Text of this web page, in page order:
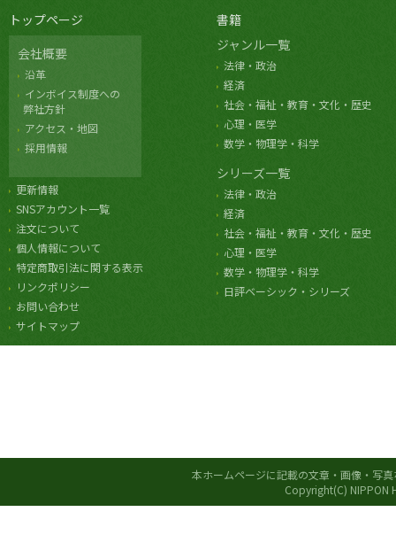
トップページ
会社概要
沿革
インボイス制度への
弊社方針
アクセス・地図
採用情報
更新情報
SNSアカウント一覧
注文について
個人情報について
特定商取引法に関する表示
リンクポリシー
お問い合わせ
サイトマップ
書籍
ジャンル一覧
法律・政治
経済
社会・福祉・教育・文化・歴史
心理・医学
数学・物理学・科学
シリーズ一覧
法律・政治
経済
社会・福祉・教育・文化・歴史
心理・医学
数学・物理学・科学
日評ベーシック・シリーズ
本ホームページに記載の文章・画像・写
Copyright(C) NIPPON